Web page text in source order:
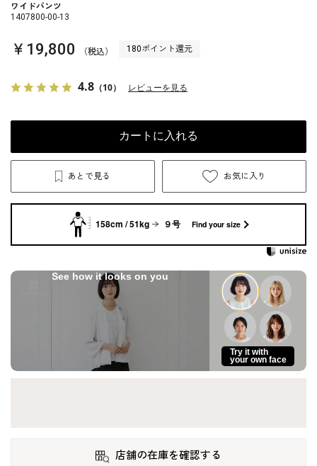
ワイドパンツ
1407800-00-13
￥19,800 （税込） 180ポイント還元
4.8 （10） レビューを見る
カートに入れる
あとで見る お気に入り
158cm / 51kg ９号 Find your size
See how it looks on you
Try it with
your own face
店舗の在庫を確認する